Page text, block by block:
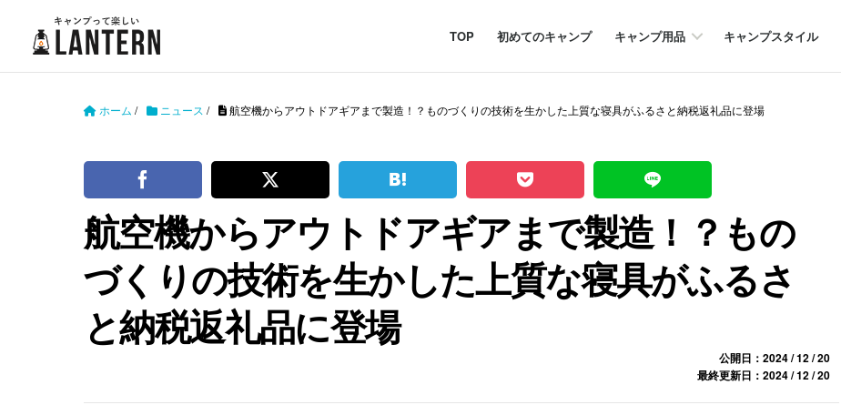
TOP 初めてのキャンプ キャンプ用品 キャンプスタイル
ホーム / ニュース / 航空機からアウトドアギアまで製造！？ものづくりの技術を生かした上質な寝具がふるさと納税返礼品に登場
航空機からアウトドアギアまで製造！？もの
づくりの技術を生かした上質な寝具がふるさ
と納税返礼品に登場
公開日：2024 / 12 / 20
最終更新日：2024 / 12 / 20